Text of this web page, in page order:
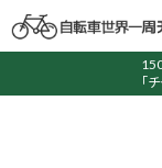
「